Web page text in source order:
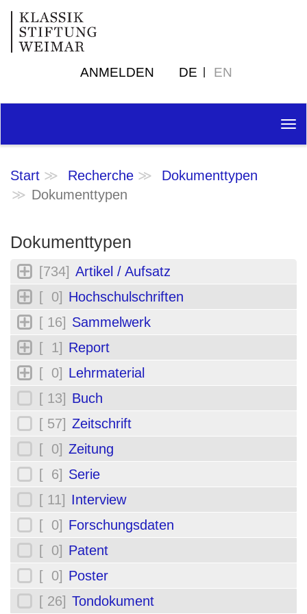
ANMELDEN DE EN
Start Recherche
Dokumenttypen
Dokumenttypen
Dokumenttypen
[734] Artikel / Aufsatz
[ 0] Hochschulschriften
[ 16] Sammelwerk
[ 1] Report
[ 0] Lehrmaterial
[ 13] Buch
[ 57] Zeitschrift
[ 0] Zeitung
[ 6] Serie
[ 11] Interview
[ 0] Forschungsdaten
[ 0] Patent
[ 0] Poster
[ 26] Tondokument